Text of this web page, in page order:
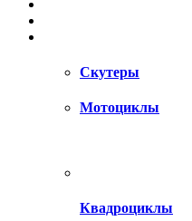
Скутеры
Мотоциклы
Квадроциклы